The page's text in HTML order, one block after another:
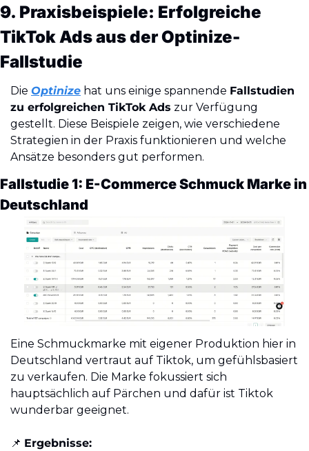
9. Praxisbeispiele: Erfolgreiche
TikTok Ads aus der Optinize-
Fallstudie
Die Optinize hat uns einige spannende Fallstudien
zu erfolgreichen TikTok Ads zur Verfügung
gestellt. Diese Beispiele zeigen, wie verschiedene
Strategien in der Praxis funktionieren und welche
Ansätze besonders gut performen.
Fallstudie 1: E-Commerce Schmuck Marke in
Deutschland
Eine Schmuckmarke mit eigener Produktion hier in
Deutschland vertraut auf Tiktok, um gefühlsbasiert
zu verkaufen. Die Marke fokussiert sich
hauptsächlich auf Pärchen und dafür ist Tiktok
wunderbar geeignet.
📌 Ergebnisse: